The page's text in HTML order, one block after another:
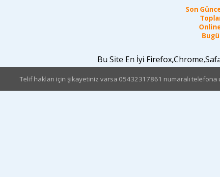
Son
Bu Site En İyi
Telif hakları için şikayetiniz varsa 05432317861 numaralı telefona